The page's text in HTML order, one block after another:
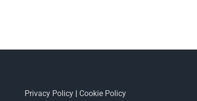
Privacy Policy | Cookie Policy